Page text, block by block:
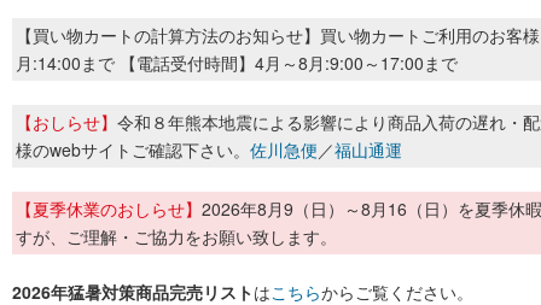
【買い物カートの計算方法のお知らせ】買い物カートご利用のお客
月:14:00まで 【電話受付時間】4月～8月:9:00～17:00まで
【おしらせ】 令和８年熊本地震による影響により商品入荷の遅れ・
様のwebサイトご確認下さい。 佐川急便／福山通運
【夏季休業のおしらせ】 2026年8月9（日）～8月16（日）を夏季休
すが、ご理解・ご協力をお願い致します。
2026年猛暑対策商品完売リストはこちらからご覧ください。